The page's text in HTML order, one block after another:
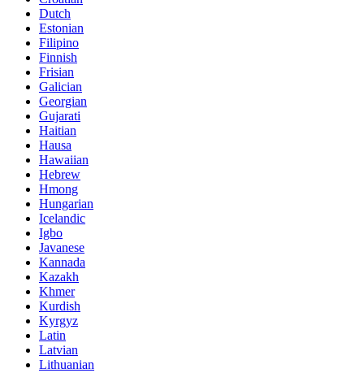
Dutch
Estonian
Filipino
Finnish
Frisian
Galician
Georgian
Gujarati
Haitian
Hausa
Hawaiian
Hebrew
Hmong
Hungarian
Icelandic
Igbo
Javanese
Kannada
Kazakh
Khmer
Kurdish
Kyrgyz
Latin
Latvian
Lithuanian